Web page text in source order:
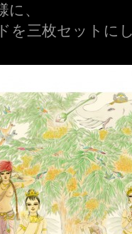
、
を三枚セットに